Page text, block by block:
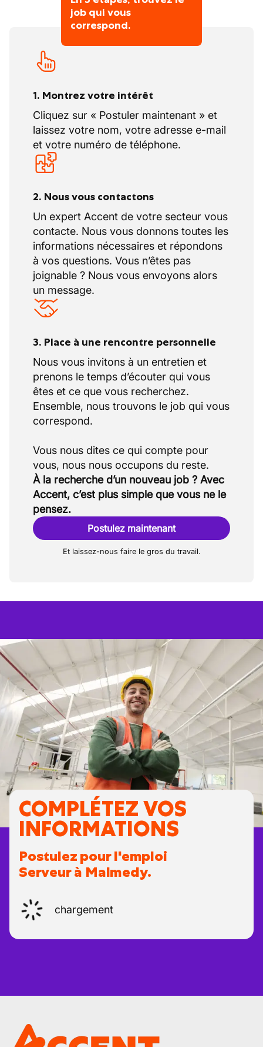
départs se font généralement en bons
termes.
job qui vous
correspond.
1. Montrez votre intérêt
Cliquez sur « Postuler maintenant » et
laissez votre nom, votre adresse e-mail
et votre numéro de téléphone.
2. Nous vous contactons
Un expert Accent de votre secteur vous
contacte. Nous vous donnons toutes les
informations nécessaires et répondons
à vos questions. Vous n’êtes pas
joignable ? Nous vous envoyons alors
un message.
3. Place à une rencontre personnelle
Nous vous invitons à un entretien et
prenons le temps d’écouter qui vous
êtes et ce que vous recherchez.
Ensemble, nous trouvons le job qui vous
correspond.
Vous nous dites ce qui compte pour
À la recherche d’un nouveau job ? Avec
Accent, c’est plus simple que vous ne le
pensez.
Postulez maintenant
Et laissez-nous faire le gros du travail.
COMPLÉTEZ VOS
INFORMATIONS
Postulez pour l'emploi
Serveur à Malmedy.
chargement